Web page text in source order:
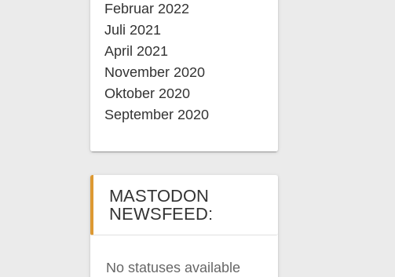
Februar 2022
Juli 2021
April 2021
November 2020
Oktober 2020
September 2020
MASTODON
NEWSFEED:
No statuses available